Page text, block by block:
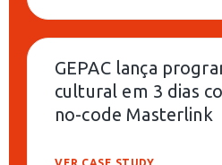
GEPAC lança
cultural em 3 dias
no-code Masterlink
VER CASE STUDY